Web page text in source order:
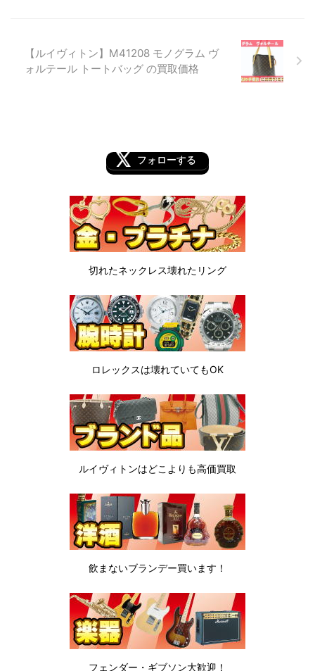
【ルイヴィトン】M41208 モノグラム ヴ
ォルテール トートバッグ の買取価格
フォローする
切れたネックレス壊れたリング
ロレックスは壊れていてもOK
ルイヴィトンはどこよりも高価買取
飲まないブランデー買います！
フェンダー・ギブソン大歓迎！